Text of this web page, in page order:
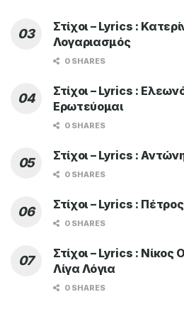
Στίχοι – Lyrics :
Λογαριασμός
0 SHARES
Στίχοι – Lyrics :
Ερωτεύομαι
0 SHARES
Στίχοι – Lyrics :
0 SHARES
Στίχοι – Lyrics :
0 SHARES
Στίχοι – Lyrics :
Λίγα Λόγια
0 SHARES